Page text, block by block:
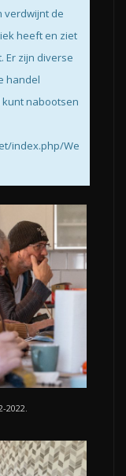
verdwijnt de
heeft en ziet
Er zijn diverse
handel
nabootsen
index.php/We